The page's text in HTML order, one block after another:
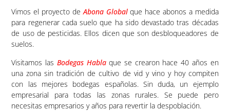
Vimos el proyecto deAbona Globalque hace abonos a medida
para regenerar cada suelo que ha sido devastado tras décadas
de uso de pesticidas. Ellos dicen que son desbloqueadores de
suelos.
Visitamos las Bodegas Hablaque se crearon hace 40 años en
una zona sin tradición de cultivo de vid y vino y hoy compiten
con las mejores bodegas españolas. Sin duda, un ejemplo
empresarial para todas las zonas rurales. Se puede pero
necesitas empresarios y años para revertir la despoblación.